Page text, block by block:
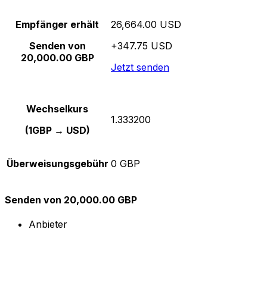
Empfänger erhält
Senden von
20,000.00 GBP
26,664.00 USD
+347.75 USD
Jetzt senden
Wechselkurs
(1GBP → USD)
1.333200
Überweisungsgebühr 0 GBP
Senden von 20,000.00 GBP
Anbieter